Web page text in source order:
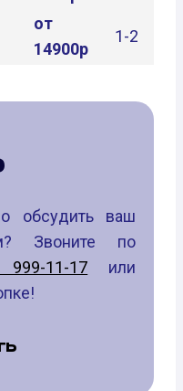
от
14900р
1-2
обсудить ваш
Звоните по
11-17 или